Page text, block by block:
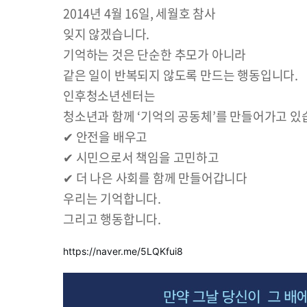
2014년 4월 16일, 세월호 참사
잊지 않겠습니다.
기억하는 것은 단순한 추모가 아니라
같은 일이 반복되지 않도록 만드는 행동입니다.
인후청소년센터는
청소년과 함께 ‘기억의 공동체’를 만들어가고 있
✔ 안전을 배우고
✔ 시민으로서 책임을 고민하고
✔ 더 나은 사회를 함께 만들어갑니다
우리는 기억합니다.
그리고 행동합니다.
https://naver.me/5LQKfui8